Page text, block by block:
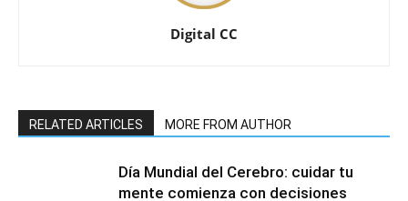
Digital CC
RELATED ARTICLES MORE FROM AUTHOR
Día Mundial del Cerebro: cuidar tu
mente comienza con decisiones